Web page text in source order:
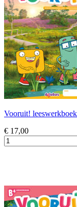
Vooruit!
€ 17,00